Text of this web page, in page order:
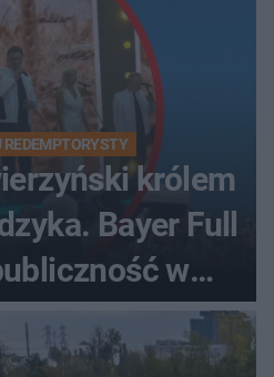
REDEMPTORYSTY
królem
Bayer Full
w